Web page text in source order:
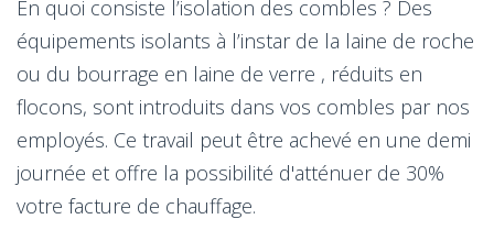
En quoi consiste l’isolation des combles ? Des
équipements isolants à l’instar de la laine de roche
ou du bourrage en laine de verre , réduits en
flocons, sont introduits dans vos combles par nos
employés. Ce travail peut être achevé en une demi
journée et offre la possibilité d'atténuer de 30%
votre facture de chauffage.